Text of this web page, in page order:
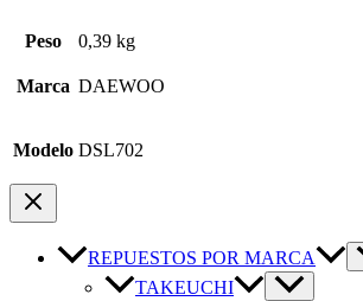
Peso 0,39 kg
Marca DAEWOO
Modelo DSL702
REPUESTOS POR MARCA
TAKEUCHI